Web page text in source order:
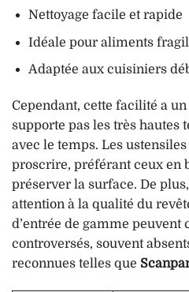
Nettoyage facile et rapide
Idéale pour aliments
Adaptée aux cuisiniers
Cependant, cette facilité a
supporte pas les très hautes
avec le temps. Les
proscrire, préférant ceux en
préserver la surface. De
attention à la qualité du
d’entrée de gamme peuvent
controversés, souvent
reconnues telles que